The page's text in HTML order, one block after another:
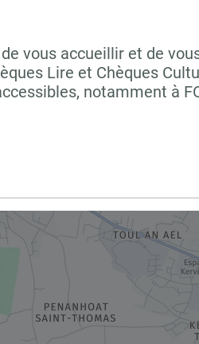
de vous accueillir et de
Lire et Chèques
notamment à